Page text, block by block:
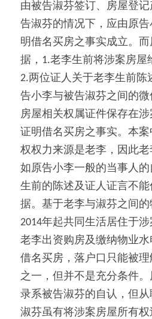
由被告淑芬签订、房屋登
告淑芬的情况下，应由原
明借名买房之事实成立。
据，1.老李生前将涉案房屋
2.两位证人关于老李生前陈
告小李与被告淑芬之间的
房屋相关权属证件保存在
证明借名买房之事实。本
权权力来源是老李，因此
如原告小李一般的当事人
生前的陈述及证人证言不
据。基于老李与淑芬之间
2014年起共同生活居住于
老李出资购房及缴纳物业
借名买房，落户口只能被
之一，但并不是充分条件
录系被告淑芬的自认，但
淑芬虽有将涉案房屋所有